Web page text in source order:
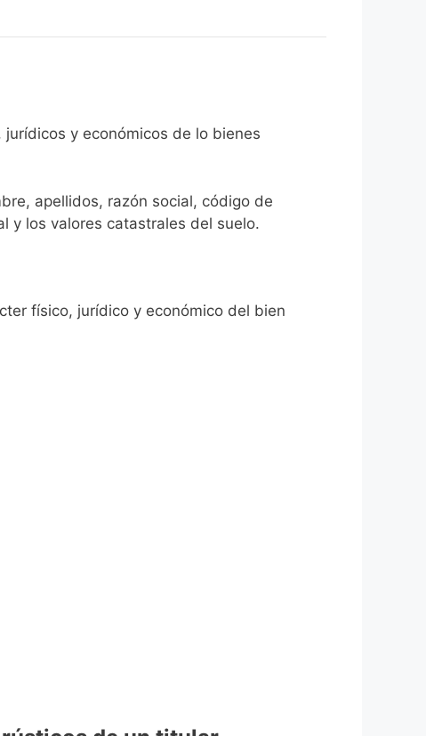
y económicos de lo bienes
apellidos, razón social, código de
y los valores catastrales del suelo.
físico, jurídico y económico del bien